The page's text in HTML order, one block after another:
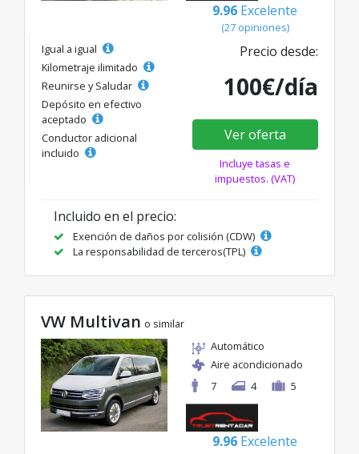
9.96 Excelente
(27 opiniones)
Igual a igual
Kilometraje ilimitado
Reunirse y Saludar
Depósito en efectivo
aceptado
Conductor adicional
incluido
Precio desde:
100€/día
Ver oferta
Incluye tasas e
impuestos. (VAT)
Incluido en el precio:
Exención de daños por colisión (CDW)
La responsabilidad de terceros(TPL)
VW Multivan o similar
Automático
Aire acondicionado
7
4 5
9.96 Excelente